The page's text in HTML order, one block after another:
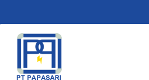
main